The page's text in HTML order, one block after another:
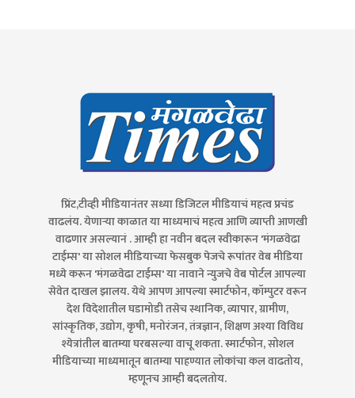
प्रिंट,टीव्ही मीडियानंतर सध्या डिजिटल मीडियाचं महत्व प्रचंड
वाढलंय. येणाऱ्या काळात या माध्यमाचं महत्व आणि व्याप्ती आणखी
वाढणार असल्यानं . आम्ही हा नवीन बदल स्वीकारून 'मंगळवेढा
टाईम्स' या सोशल मीडियाच्या फेसबुक पेजचे रूपांतर वेब मीडिया
मध्ये करून 'मंगळवेढा टाईम्स' या नावाने न्युजचे वेब पोर्टल आपल्या
सेवेत दाखल झालय. येथे आपण आपल्या स्मार्टफोन, कॉम्पुटर वरून
देश विदेशातील घडामोडी तसेच स्थानिक, व्यापार, ग्रामीण,
सांस्कृतिक, उद्योग, कृषी, मनोरंजन, तंत्रज्ञान, शिक्षण अश्या विविध
श्येत्रांतील बातम्या घरबसल्या वाचू शकता. स्मार्टफोन, सोशल
मीडियाच्या माध्यमातून बातम्या पाहण्यात लोकांचा कल वाढतोय,
म्हणूनच आम्ही बदलतोय.